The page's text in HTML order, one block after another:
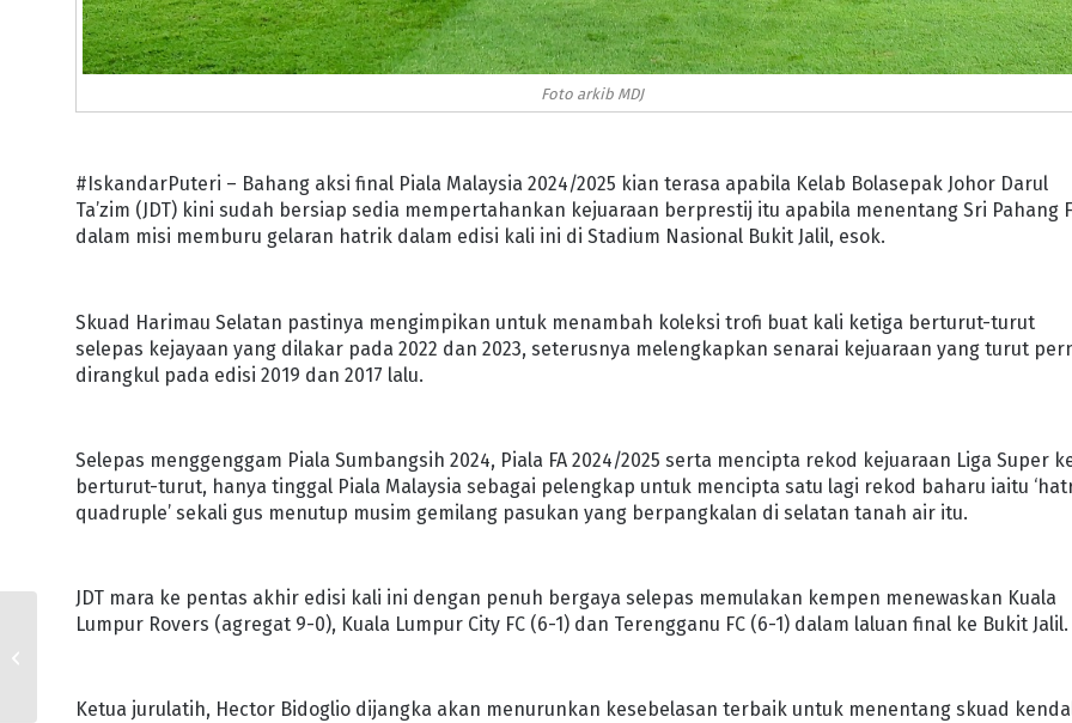
Foto arkib MDJ
#IskandarPuteri – Bahang aksi final Piala Malaysia 2024/2025 kian terasa apabila Kelab Bolasepak Johor Darul
Ta’zim (JDT) kini sudah bersiap sedia mempertahankan kejuaraan berprestij itu apabila menentang Sri Pahang
dalam misi memburu gelaran hatrik dalam edisi kali ini di Stadium Nasional Bukit Jalil, esok.
Skuad Harimau Selatan pastinya mengimpikan untuk menambah koleksi trofi buat kali ketiga berturut-turut
selepas kejayaan yang dilakar pada 2022 dan 2023, seterusnya melengkapkan senarai kejuaraan yang turut
dirangkul pada edisi 2019 dan 2017 lalu.
Selepas menggenggam Piala Sumbangsih 2024, Piala FA 2024/2025 serta mencipta rekod kejuaraan Liga Super
berturut-turut, hanya tinggal Piala Malaysia sebagai pelengkap untuk mencipta satu lagi rekod baharu iaitu
quadruple’ sekali gus menutup musim gemilang pasukan yang berpangkalan di selatan tanah air itu.
JDT mara ke pentas akhir edisi kali ini dengan penuh bergaya selepas memulakan kempen menewaskan Kuala
Lumpur Rovers (agregat 9-0), Kuala Lumpur City FC (6-1) dan Terengganu FC (6-1) dalam laluan final ke Bukit Jalil.
Ketua jurulatih, Hector Bidoglio dijangka akan menurunkan kesebelasan terbaik untuk menentang skuad
ISKANDAR MALAYSIA